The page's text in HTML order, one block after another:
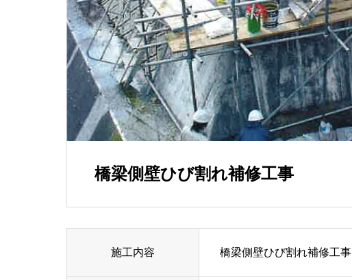
橋梁側壁ひび割れ補修工事
施工内容 橋梁側壁ひび割れ補修工事